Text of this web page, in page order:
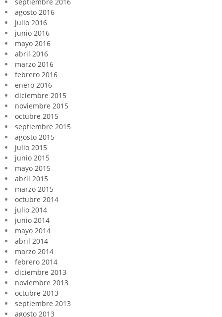
agosto 2016
julio 2016
junio 2016
mayo 2016
abril 2016
marzo 2016
febrero 2016
enero 2016
diciembre 2015
noviembre 2015
octubre 2015
septiembre 2015
agosto 2015
julio 2015
junio 2015
mayo 2015
abril 2015
marzo 2015
octubre 2014
julio 2014
junio 2014
mayo 2014
abril 2014
marzo 2014
febrero 2014
diciembre 2013
noviembre 2013
octubre 2013
septiembre 2013
agosto 2013